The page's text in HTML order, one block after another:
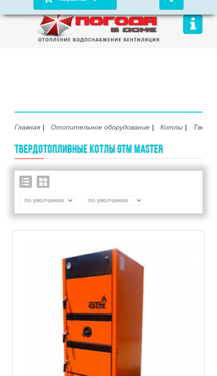
Главная Отопительное оборудование Котлы
ТВЕРДОТОПЛИВНЫЕ КОТЛЫ GTM MASTER